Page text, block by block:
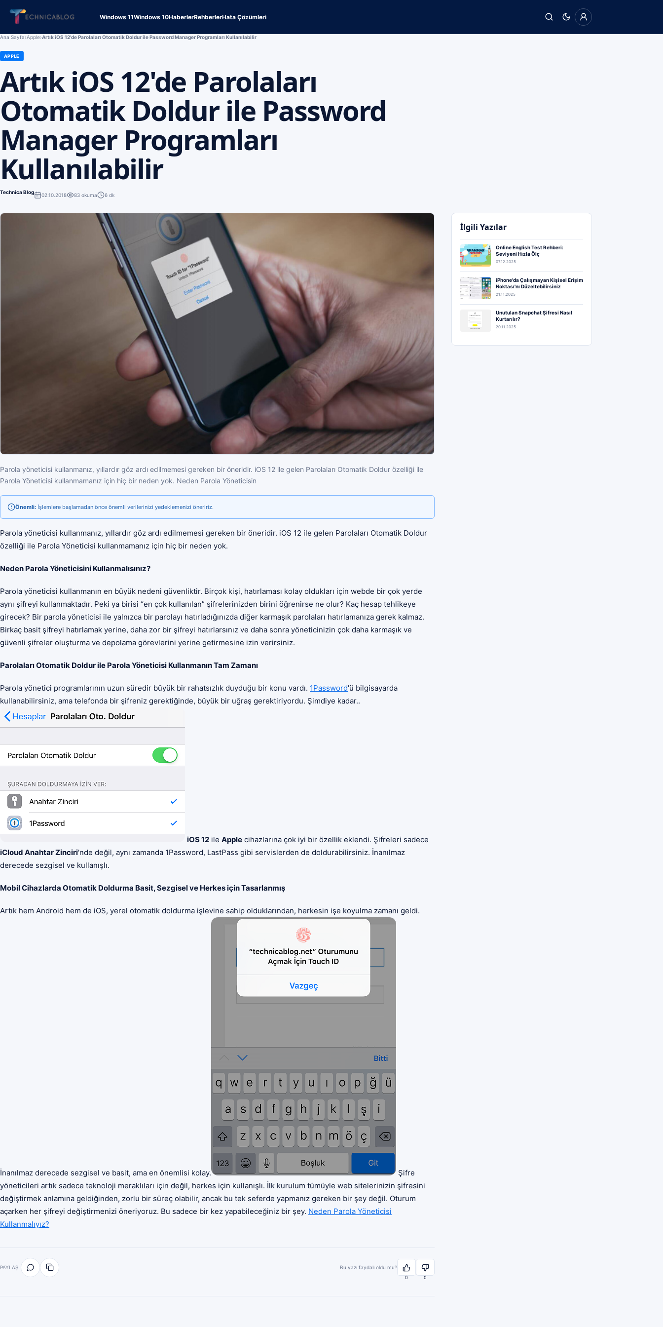
Windows 11Windows 10HaberlerRehberlerHata Çözümleri
Ana Sayfa›Apple›Artık iOS 12'de Parolaları Otomatik Doldur ile Password Manager Programları Kullanılabilir
APPLE
Artık iOS 12'de Parolaları
Otomatik Doldur ile Password
Manager Programları
Kullanılabilir
Technica Blog 02.10.2018 83 okuma 6 dk
Parola yöneticisi kullanmanız, yıllardır göz ardı edilmemesi gereken bir öneridir. iOS 12 ile gelen Parolaları Otomatik Doldur özelliği ile
Parola Yöneticisi kullanmamanız için hiç bir neden yok. Neden Parola Yöneticisin
Önemli: İşlemlere başlamadan önce önemli verilerinizi yedeklemenizi öneririz.
Parola yöneticisi kullanmanız, yıllardır göz ardı edilmemesi gereken bir öneridir. iOS 12 ile gelen Parolaları Otomatik Doldur
özelliği ile Parola Yöneticisi kullanmamanız için hiç bir neden yok.
Neden Parola Yöneticisini Kullanmalısınız?
Parola yöneticisi kullanmanın en büyük nedeni güvenliktir. Birçok kişi, hatırlaması kolay oldukları için webde bir çok yerde
aynı şifreyi kullanmaktadır. Peki ya birisi “en çok kullanılan” şifrelerinizden birini öğrenirse ne olur? Kaç hesap tehlikeye
girecek? Bir parola yöneticisi ile yalnızca bir parolayı hatırladığınızda diğer karmaşık parolaları hatırlamanıza gerek kalmaz.
Birkaç basit şifreyi hatırlamak yerine, daha zor bir şifreyi hatırlarsınız ve daha sonra yöneticinizin çok daha karmaşık ve
güvenli şifreler oluşturma ve depolama görevlerini yerine getirmesine izin verirsiniz.
Parolaları Otomatik Doldur ile Parola Yöneticisi Kullanmanın Tam Zamanı
Parola yönetici programlarının uzun süredir büyük bir rahatsızlık duyduğu bir konu vardı. 1Password'ü bilgisayarda
kullanabilirsiniz, ama telefonda bir şifreniz gerektiğinde, büyük bir uğraş gerektiriyordu. Şimdiye kadar..
iOS 12 ile Apple cihazlarına çok iyi bir özellik eklendi. Şifreleri sadece
iCloud Anahtar Zinciri'nde değil, aynı zamanda 1Password, LastPass gibi servislerden de doldurabilirsiniz. İnanılmaz
derecede sezgisel ve kullanışlı.
Mobil Cihazlarda Otomatik Doldurma Basit, Sezgisel ve Herkes için Tasarlanmış
Artık hem Android hem de iOS, yerel otomatik doldurma işlevine sahip olduklarından, herkesin işe koyulma zamanı geldi.
İnanılmaz derecede sezgisel ve basit, ama en önemlisi kolay.
Şifre
yöneticileri artık sadece teknoloji meraklıları için değil, herkes için kullanışlı. İlk kurulum tümüyle web sitelerinizin şifresini
değiştirmek anlamına geldiğinden, zorlu bir süreç olabilir, ancak bu tek seferde yapmanız gereken bir şey değil. Oturum
açarken her şifreyi değiştirmenizi öneriyoruz. Bu sadece bir kez yapabileceğiniz bir şey. Neden Parola Yöneticisi
Kullanmalıyız?
PAYLAŞ Bu yazı faydalı oldu mu?
0 0
İlgili Yazılar
Online English Test Rehberi:
Seviyeni Hızla Ölç
07.12.2025
iPhone'da Çalışmayan Kişisel Erişim
Noktası'nı Düzeltebilirsiniz
21.11.2025
Unutulan Snapchat Şifresi Nasıl
Kurtarılır?
20.11.2025